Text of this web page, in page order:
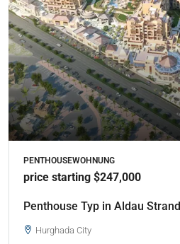
PENTHOUSEWOHNUNG
price starting $247,000
Penthouse Typ in Aldau Strand
Hurghada City